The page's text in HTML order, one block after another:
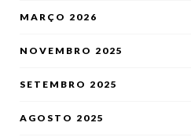
MARÇO 2026
NOVEMBRO 2025
SETEMBRO 2025
AGOSTO 2025